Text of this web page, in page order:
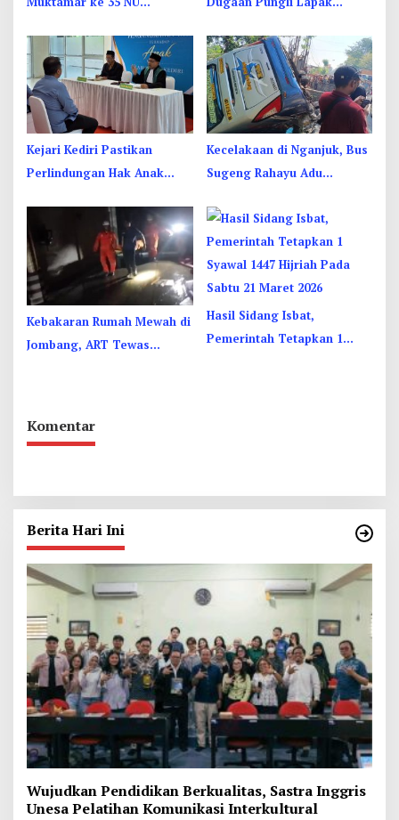
Suguh, Lungguh
Disorot
Kejari Kediri Pastikan
Perlindungan Hak Anak
Kecelakaan di Nganjuk, Bus
Sugeng Rahayu Adu
Truk, 4 Orang Luka
Kebakaran Rumah Mewah di
Jombang, ART Tewas
Hasil Sidang Isbat,
Pemerintah Tetapkan 1
Komentar
Berita Hari Ini
Wujudkan Pendidikan Berkualitas, Sastra Inggris
Unesa Pelatihan Komunikasi Interkultural